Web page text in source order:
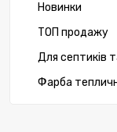
Новинки
ТОП продажу
Для септиків
Фарба